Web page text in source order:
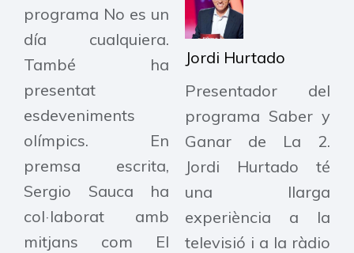
programa No es un
día cualquiera.
També ha
presentat
esdeveniments
olímpics. En
premsa escrita,
Sergio Sauca ha
col·laborat amb
mitjans com El
Jordi Hurtado
Presentador del
programa Saber y
Ganar de La 2.
Jordi Hurtado té
una llarga
experiència a la
televisió i a la ràdio